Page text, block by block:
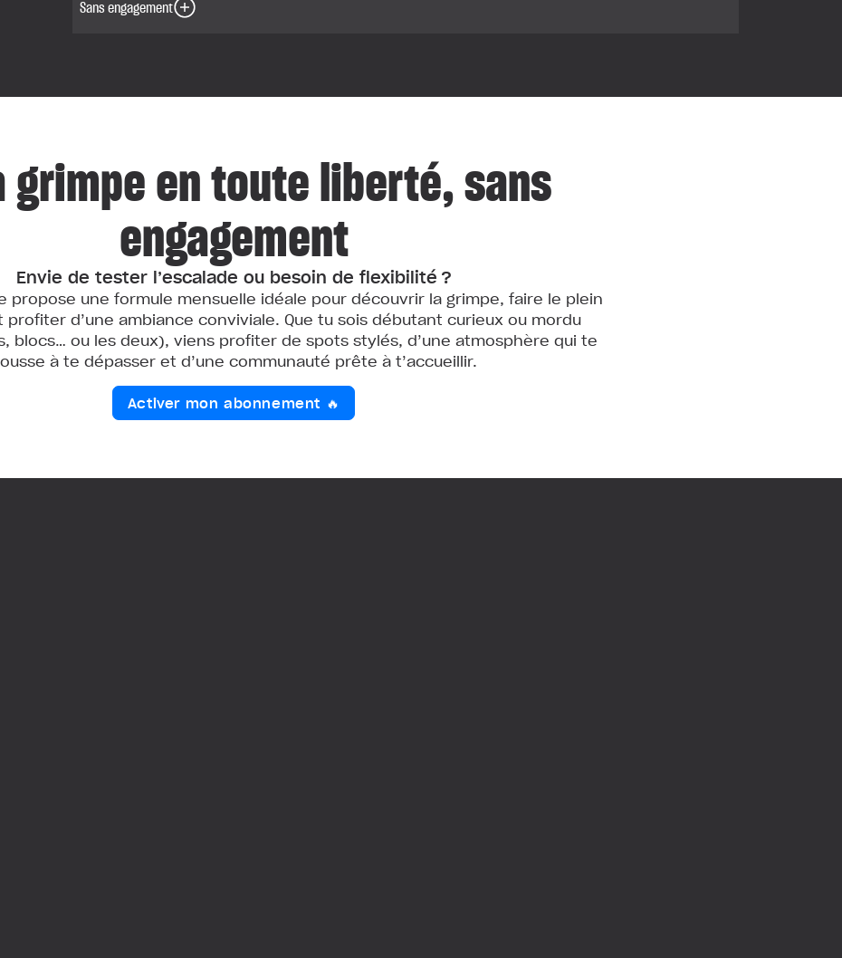
Sans engagement
grimpe en toute liberté, sans
engagement
Envie de tester l’escalade ou besoin de flexibilité ?
propose une formule mensuelle idéale pour découvrir la grimpe, faire le plein
profiter d’une ambiance conviviale. Que tu sois débutant curieux ou mordu
blocs… ou les deux), viens profiter de spots stylés, d’une atmosphère qui te
à te dépasser et d’une communauté prête à t’accueillir.
Activer mon abonnement 🔥